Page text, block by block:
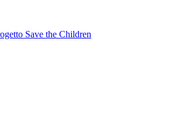
Save the Children